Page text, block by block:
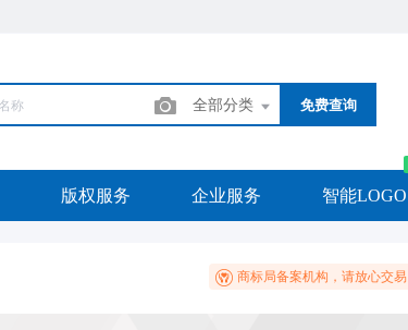
全部分类 免费查询
版权服务 企业服务 智能LOGO
商标局备案机构，请放心交易